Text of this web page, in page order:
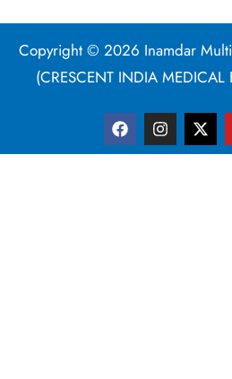
Copyright © 2026 Inamdar
(CRESCENT INDIA MEDICAL
F
a
c
I
n
s
X
-
t